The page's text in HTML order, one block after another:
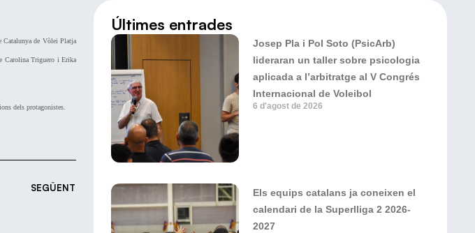
Catalunya de Vòlei Platja
Carolina Triguero i Erika
dels protagonistes.
SEGÜENT
Últimes entrades
Josep Pla i Pol Soto (PsicArb)
lideraran un taller sobre psicologia
aplicada a l’arbitratge al V Congrés
Internacional de Voleibol
6 d'agost de 2026
Els equips catalans ja coneixen el
calendari de la Superlliga 2 2026-
2027